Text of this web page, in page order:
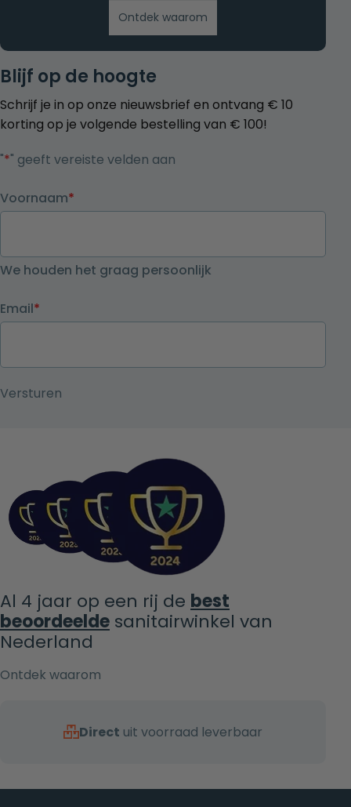
Blijf op de hoogte
Schrijf je in op onze nieuwsbrief en ontvang € 10
korting op je volgende bestelling van € 100!
"*" geeft vereiste velden aan
Voornaam*
We houden het graag persoonlijk
Email*
Ontdek waarom
Al 4 jaar op een rij de best
beoordeelde sanitairwinkel van
Nederland
Ontdek waarom
Direct uit voorraad leverbaar